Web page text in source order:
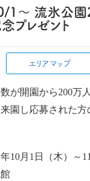
1～ 流氷公
プレゼント
エリアマップ
が開園から200万
園し応募された
10月1日（木）～